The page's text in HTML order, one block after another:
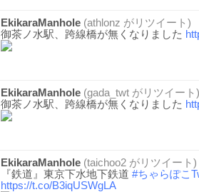
EkikaraManhole (athlonz がリツイート)
御茶ノ水駅、跨線橋が無くなりました
EkikaraManhole (gada_twt がリツイート)
御茶ノ水駅、跨線橋が無くなりました
EkikaraManhole (taichoo2 がリツイート)
『鉄道』東京下水地下鉄道 #ちゃらぽこ
https://t.co/B3iqUSWgLA